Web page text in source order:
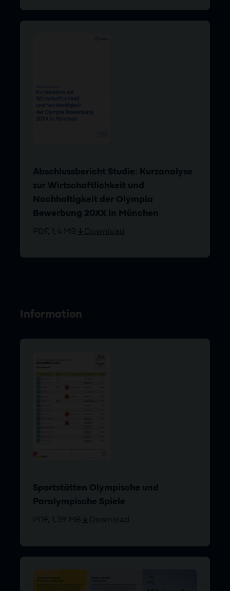
Abschlussbericht Studie: Kurzanalyse
zur Wirtschaftlichkeit und
Nachhaltigkeit der Olympia
Bewerbung 20XX in München
PDF, 1,4 MB Download
Information
Sportstätten Olympische und
Paralympische Spiele
PDF, 1,39 MB Download